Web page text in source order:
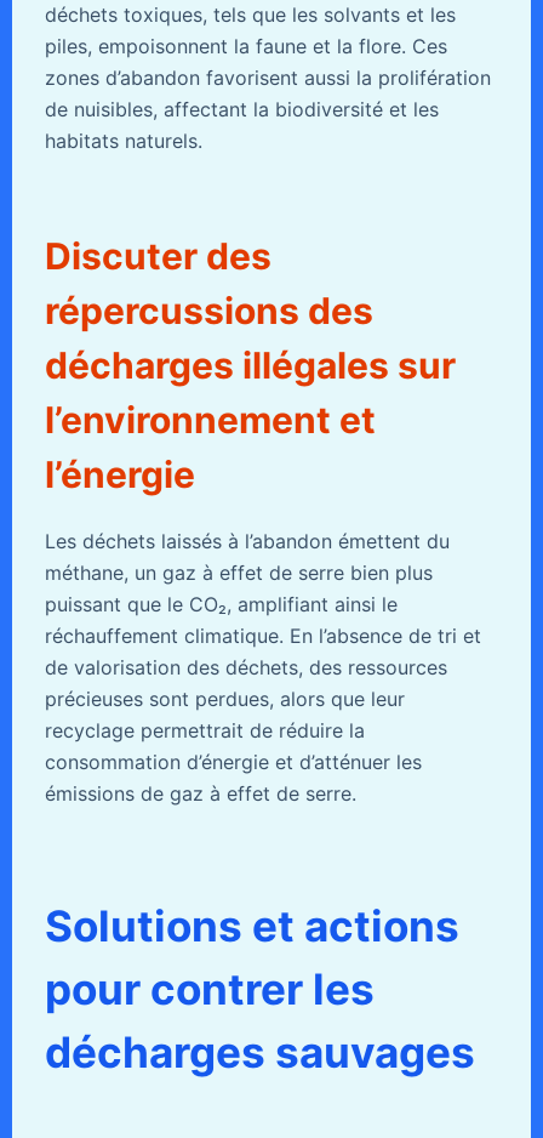
déchets toxiques, tels que les solvants et les
piles, empoisonnent la faune et la flore. Ces
zones d’abandon favorisent aussi la prolifération
de nuisibles, affectant la biodiversité et les
habitats naturels.
Discuter des
répercussions des
décharges illégales sur
l’environnement et
l’énergie
Les déchets laissés à l’abandon émettent du
méthane, un gaz à effet de serre bien plus
puissant que le CO₂, amplifiant ainsi le
réchauffement climatique. En l’absence de tri et
de valorisation des déchets, des ressources
précieuses sont perdues, alors que leur
recyclage permettrait de réduire la
consommation d’énergie et d’atténuer les
émissions de gaz à effet de serre.
Solutions et actions
pour contrer les
décharges sauvages